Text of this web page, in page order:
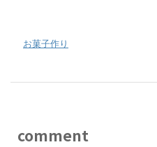
お菓子作り
comment